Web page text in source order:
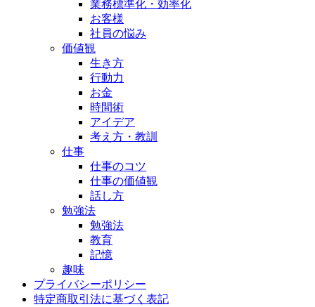
業務標準化・効率化
お客様
社員の悩み
価値観
生き方
行動力
お金
時間術
アイデア
考え方・教訓
仕事
仕事のコツ
仕事の価値観
話し方
勉強法
勉強法
教育
記憶
趣味
プライバシーポリシー
特定商取引法に基づく表記